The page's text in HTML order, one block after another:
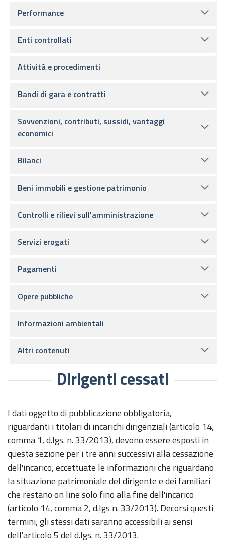
Dirigenti cessati
I dati oggetto di pubblicazione obbligatoria,
riguardanti i titolari di incarichi dirigenziali (articolo 14,
comma 1, d.lgs. n. 33/2013), devono essere esposti in
questa sezione per i tre anni successivi alla cessazione
dell'incarico, eccettuate le informazioni che riguardano
la situazione patrimoniale del dirigente e dei familiari
che restano on line solo fino alla fine dell'incarico
(articolo 14, comma 2, d.lgs n. 33/2013). Decorsi questi
termini, gli stessi dati saranno accessibili ai sensi
dell'articolo 5 del d.lgs. n. 33/2013.​
Performance
Enti controllati
Attività e procedimenti
Bandi di gara e contratti
Sovvenzioni, contributi, sussidi, vantaggi
economici
Bilanci
Beni immobili e gestione patrimonio
Controlli e rilievi sull'amministrazione
Servizi erogati
Pagamenti
Opere pubbliche
Informazioni ambientali
Altri contenuti